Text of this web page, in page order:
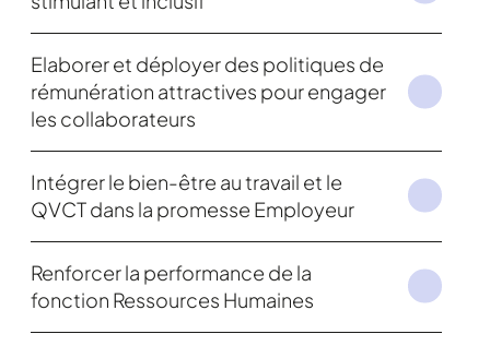
Elaborer et déployer des politiques de
rémunération attractives pour engager
les collaborateurs
Intégrer le bien-être au travail et le
QVCT dans la promesse Employeur
Renforcer la performance de la
fonction Ressources Humaines